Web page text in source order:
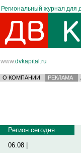
Региональный журнал для
www.dvkapital.ru
О КОМПАНИИ РЕКЛАМА
Регион сегодня
06.08 |